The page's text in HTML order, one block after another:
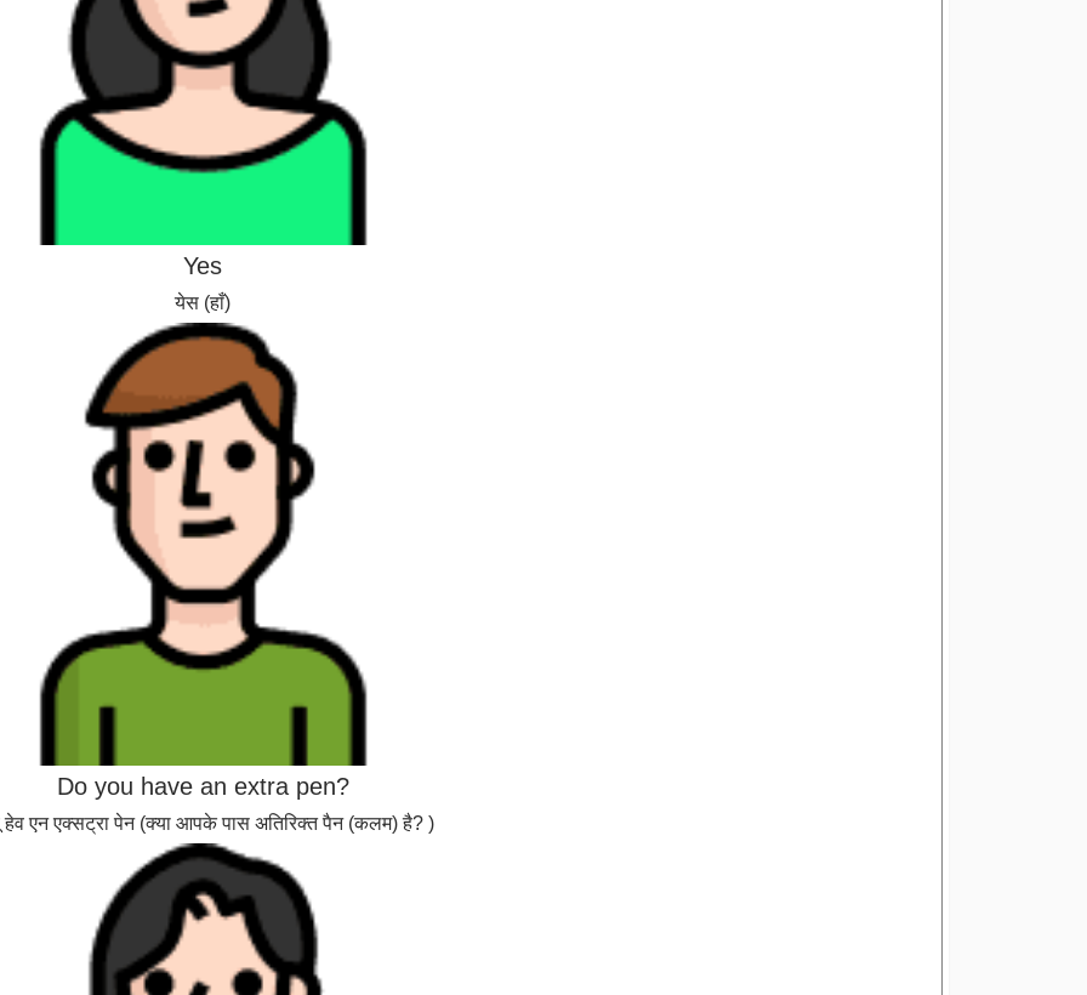
Yes
येस (हाँ)
Do you have an extra pen?
एन एक्सट्रा पेन (क्या आपके पास अतिरिक्त पैन (कलम) है? )